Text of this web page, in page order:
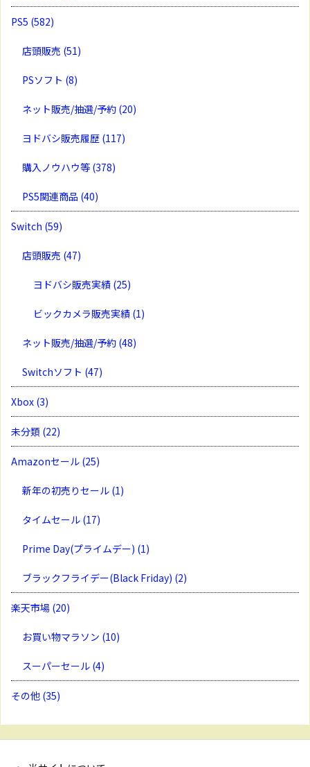
PS5 (582)
店頭販売 (51)
PSソフト (8)
ネット販売/抽選/予約 (20)
ヨドバシ販売履歴 (117)
購入ノウハウ等 (378)
PS5関連商品 (40)
Switch (59)
店頭販売 (47)
ヨドバシ販売実績 (25)
ビックカメラ販売実績 (1)
ネット販売/抽選/予約 (48)
Switchソフト (47)
Xbox (3)
未分類 (22)
Amazonセール (25)
新年の初売りセール (1)
タイムセール (17)
Prime Day(プライムデー) (1)
ブラックフライデー(Black Friday) (2)
楽天市場 (20)
お買い物マラソン (10)
スーパーセール (4)
その他 (35)